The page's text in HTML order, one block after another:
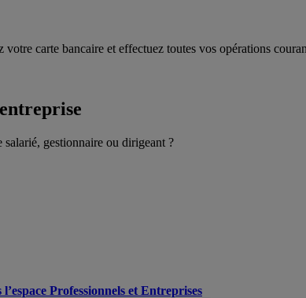
carte bancaire et effectuez toutes vos opérations
salarié, gestionnaire ou dirigeant ?
Professionnels et Entreprises